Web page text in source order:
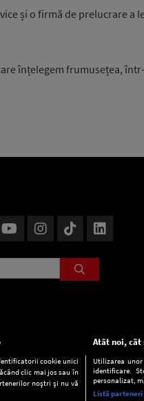
și o firmă de prelucrare a
înțelegem frumusețea,
cookie unici
clic mai jos sau în
noștri și nu vă
Atât noi,
Utilizarea
identificare.
personalizat,
Listă